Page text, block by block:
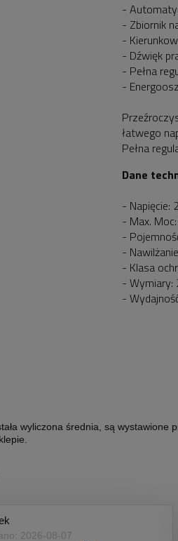
-
- Zbiornik
-
- Dźwięk
- Pełna
-
łatwego
Pełna
Dane
- Napięcie:
- Max.
-
-
- Klasa
- Wymiary:
-
wyliczona średnia, są wystawione
2026-08-07